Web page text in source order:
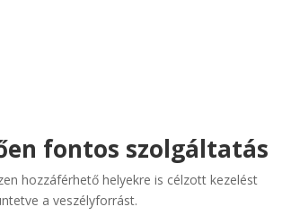
fontos szolgáltatás
hozzáférhető helyekre is célzott kezelést
a veszélyforrást.